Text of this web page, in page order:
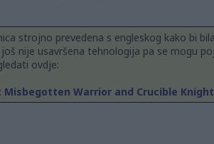
strojno prevedena s engleskog kako bi
nije usavršena tehnologija pa se mogu
ovdje:
Misbegotten Warrior and Crucible